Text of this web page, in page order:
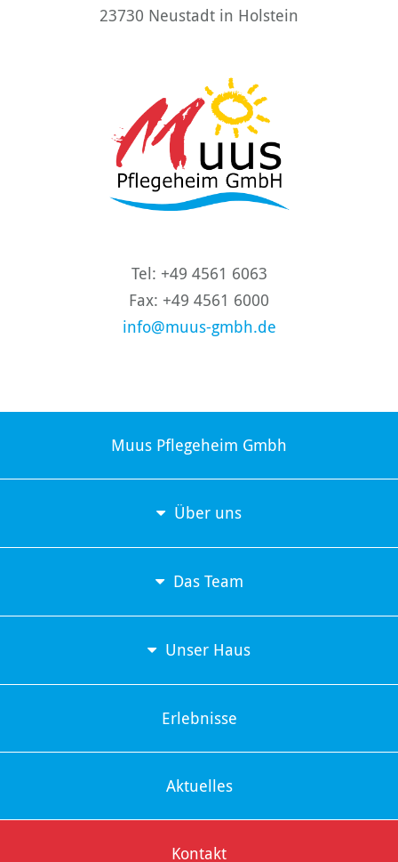
23730 Neustadt in Holstein
Tel: +49 4561 6063
Fax: +49 4561 6000
info@muus-gmbh.de
Muus Pflegeheim Gmbh
Über uns
Das Team
Unser Haus
Erlebnisse
Aktuelles
Kontakt